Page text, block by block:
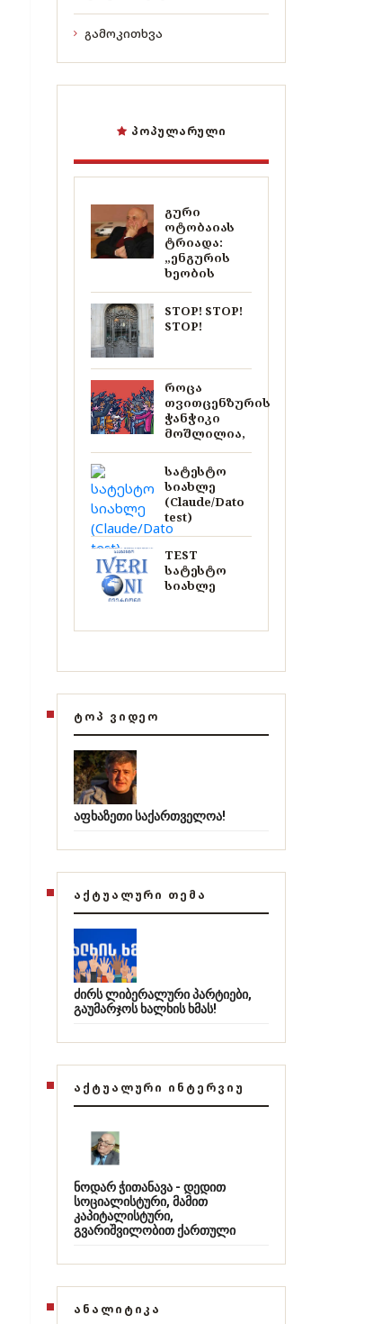
გამოკითხვა
ᲞᲝᲞᲣᲚᲐᲠᲣᲚᲘ
გური
ოტობაიას
ტრიადა:
„ენგურის
ხეობის
STOP! STOP!
STOP!
როცა
თვითცენზურის
ჭანჭიკი
მოშლილია,
სატესტო
სიახლე
(Claude/Dato
test)
TEST
სატესტო
სიახლე
ᲢᲝᲞ ᲕᲘᲓᲔᲝ
აფხაზეთი საქართველოა!
ᲐᲥᲢᲣᲐᲚᲣᲠᲘ ᲗᲔᲛᲐ
ძირს ლიბერალური პარტიები,
გაუმარჯოს ხალხის ხმას!
ᲐᲥᲢᲣᲐᲚᲣᲠᲘ ᲘᲜᲢᲔᲠᲕᲘᲣ
ნოდარ ჭითანავა - დედით
სოციალისტური, მამით
კაპიტალისტური,
გვარიშვილობით ქართული
ᲐᲜᲐᲚᲘᲢᲘᲙᲐ